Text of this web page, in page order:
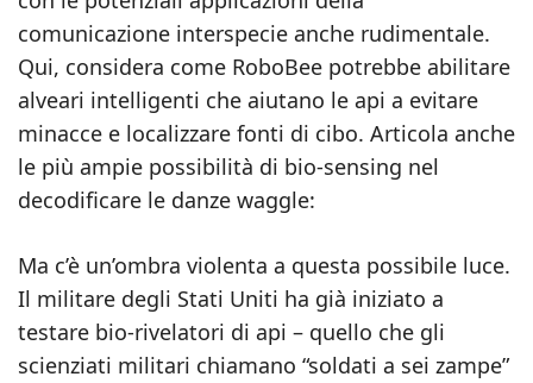
comunicazione interspecie anche rudimentale.
Qui, considera come RoboBee potrebbe abilitare
alveari intelligenti che aiutano le api a evitare
minacce e localizzare fonti di cibo. Articola anche
le più ampie possibilità di bio-sensing nel
decodificare le danze waggle:
Ma c’è un’ombra violenta a questa possibile luce.
Il militare degli Stati Uniti ha già iniziato a
testare bio-rivelatori di api – quello che gli
scienziati militari chiamano “soldati a sei zampe”